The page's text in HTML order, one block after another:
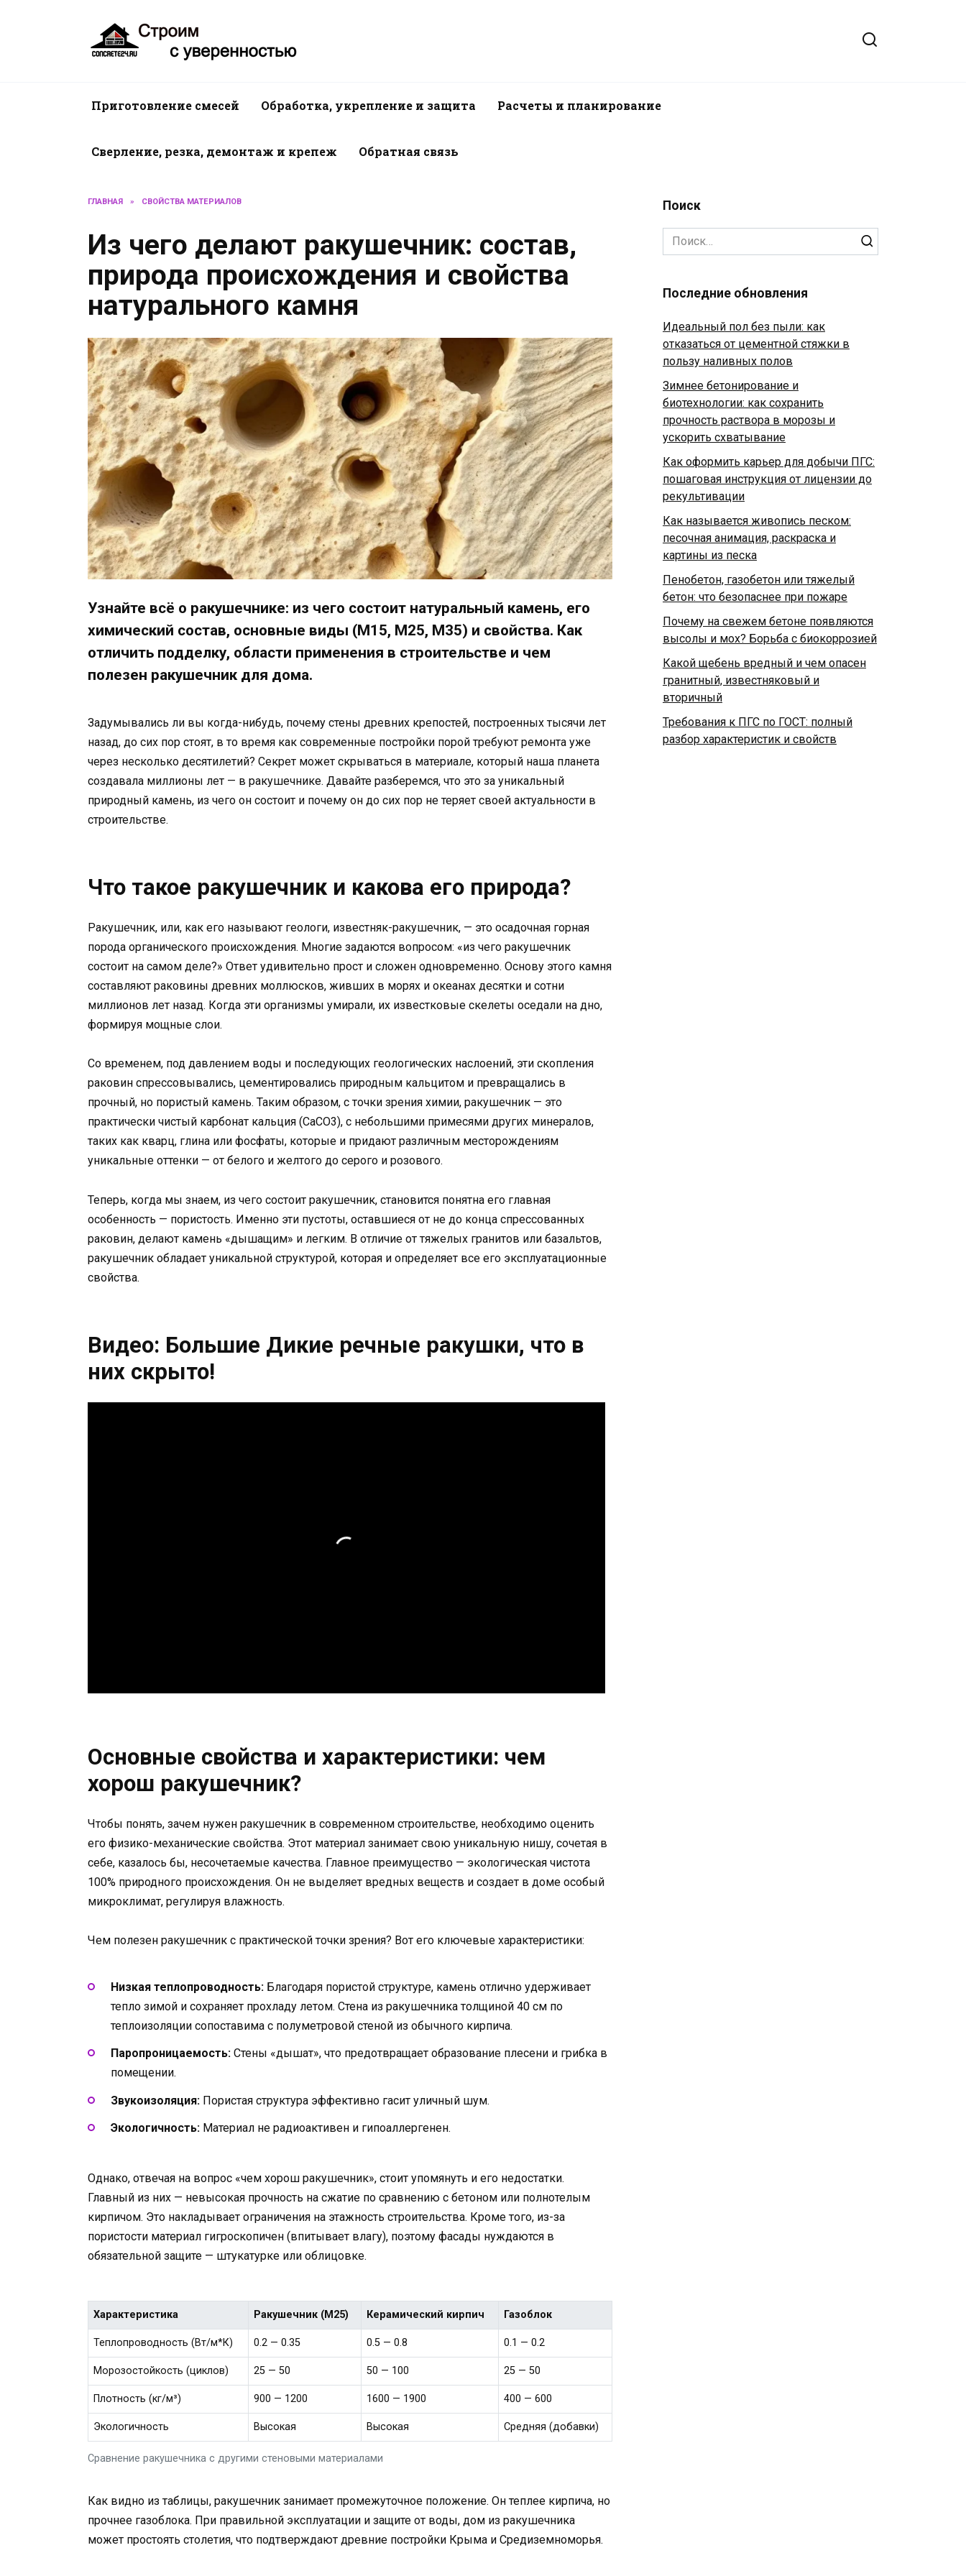
Приготовление смесей Обработка, укрепление и защита Расчеты и планирование
Сверление, резка, демонтаж и крепеж Обратная связь
ГЛАВНАЯ » СВОЙСТВА МАТЕРИАЛОВ
Из чего делают ракушечник: состав,
природа происхождения и свойства
натурального камня
Узнайте всё о ракушечнике: из чего состоит натуральный камень, его
химический состав, основные виды (М15, М25, М35) и свойства. Как
отличить подделку, области применения в строительстве и чем
полезен ракушечник для дома.
Задумывались ли вы когда-нибудь, почему стены древних крепостей, построенных тысячи лет
назад, до сих пор стоят, в то время как современные постройки порой требуют ремонта уже
через несколько десятилетий? Секрет может скрываться в материале, который наша планета
создавала миллионы лет — в ракушечнике. Давайте разберемся, что это за уникальный
природный камень, из чего он состоит и почему он до сих пор не теряет своей актуальности в
строительстве.
Что такое ракушечник и какова его природа?
Ракушечник, или, как его называют геологи, известняк-ракушечник, — это осадочная горная
порода органического происхождения. Многие задаются вопросом: «из чего ракушечник
состоит на самом деле?» Ответ удивительно прост и сложен одновременно. Основу этого камня
составляют раковины древних моллюсков, живших в морях и океанах десятки и сотни
миллионов лет назад. Когда эти организмы умирали, их известковые скелеты оседали на дно,
формируя мощные слои.
Со временем, под давлением воды и последующих геологических наслоений, эти скопления
раковин спрессовывались, цементировались природным кальцитом и превращались в
прочный, но пористый камень. Таким образом, с точки зрения химии, ракушечник — это
практически чистый карбонат кальция (CaCO3), с небольшими примесями других минералов,
таких как кварц, глина или фосфаты, которые и придают различным месторождениям
уникальные оттенки — от белого и желтого до серого и розового.
Теперь, когда мы знаем, из чего состоит ракушечник, становится понятна его главная
особенность — пористость. Именно эти пустоты, оставшиеся от не до конца спрессованных
раковин, делают камень «дышащим» и легким. В отличие от тяжелых гранитов или базальтов,
ракушечник обладает уникальной структурой, которая и определяет все его эксплуатационные
свойства.
Видео: Большие Дикие речные ракушки, что в
них скрыто!
Основные свойства и характеристики: чем
хорош ракушечник?
Чтобы понять, зачем нужен ракушечник в современном строительстве, необходимо оценить
его физико-механические свойства. Этот материал занимает свою уникальную нишу, сочетая в
себе, казалось бы, несочетаемые качества. Главное преимущество — экологическая чистота
100% природного происхождения. Он не выделяет вредных веществ и создает в доме особый
микроклимат, регулируя влажность.
Чем полезен ракушечник с практической точки зрения? Вот его ключевые характеристики:
Низкая теплопроводность: Благодаря пористой структуре, камень отлично удерживает
тепло зимой и сохраняет прохладу летом. Стена из ракушечника толщиной 40 см по
теплоизоляции сопоставима с полуметровой стеной из обычного кирпича.
Паропроницаемость: Стены «дышат», что предотвращает образование плесени и грибка в
помещении.
Звукоизоляция: Пористая структура эффективно гасит уличный шум.
Экологичность: Материал не радиоактивен и гипоаллергенен.
Однако, отвечая на вопрос «чем хорош ракушечник», стоит упомянуть и его недостатки.
Главный из них — невысокая прочность на сжатие по сравнению с бетоном или полнотелым
кирпичом. Это накладывает ограничения на этажность строительства. Кроме того, из-за
пористости материал гигроскопичен (впитывает влагу), поэтому фасады нуждаются в
обязательной защите — штукатурке или облицовке.
Сравнение ракушечника с другими стеновыми материалами
Характеристика Ракушечник (М25) Керамический кирпич Газоблок
Теплопроводность (Вт/м*К) 0.2 — 0.35 0.5 — 0.8 0.1 — 0.2
Морозостойкость (циклов) 25 — 50 50 — 100 25 — 50
Плотность (кг/м³) 900 — 1200 1600 — 1900 400 — 600
Экологичность Высокая Высокая Средняя (добавки)
Как видно из таблицы, ракушечник занимает промежуточное положение. Он теплее кирпича, но
прочнее газоблока. При правильной эксплуатации и защите от воды, дом из ракушечника
может простоять столетия, что подтверждают древние постройки Крыма и Средиземноморья.
Поиск
Search
for:
Последние обновления
Идеальный пол без пыли: как
отказаться от цементной стяжки в
пользу наливных полов
Зимнее бетонирование и
биотехнологии: как сохранить
прочность раствора в морозы и
ускорить схватывание
Как оформить карьер для добычи ПГС:
пошаговая инструкция от лицензии до
рекультивации
Как называется живопись песком:
песочная анимация, раскраска и
картины из песка
Пенобетон, газобетон или тяжелый
бетон: что безопаснее при пожаре
Почему на свежем бетоне появляются
высолы и мох? Борьба с биокоррозией
Какой щебень вредный и чем опасен
гранитный, известняковый и
вторичный
Требования к ПГС по ГОСТ: полный
разбор характеристик и свойств